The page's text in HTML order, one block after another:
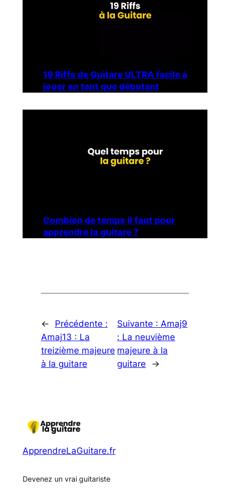
19 Riffs de Guitare ULTRA facile à
jouer en tant que débutant
Combien de temps il faut pour
apprendre la guitare ?
←
Précédente :
Amaj13 : La
treizième majeure
à la guitare
Suivante : Amaj9
: La neuvième
majeure à la
guitare
→
ApprendreLaGuitare.fr
Devenez un vrai guitariste